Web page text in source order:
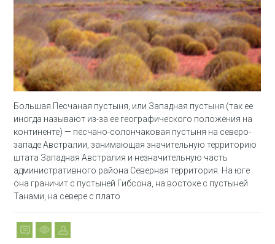
Большая Песчаная пустыня, или Западная пустыня (так ее
иногда называют из-за ее географического положения на
континенте) — песчано-солончаковая пустыня на северо-
западе Австралии, занимающая значительную территорию
штата Западная Австралия и незначительную часть
административного района Северная территория. На юге
она граничит с пустыней Гибсона, на востоке с пустыней
Танами, на севере с плато